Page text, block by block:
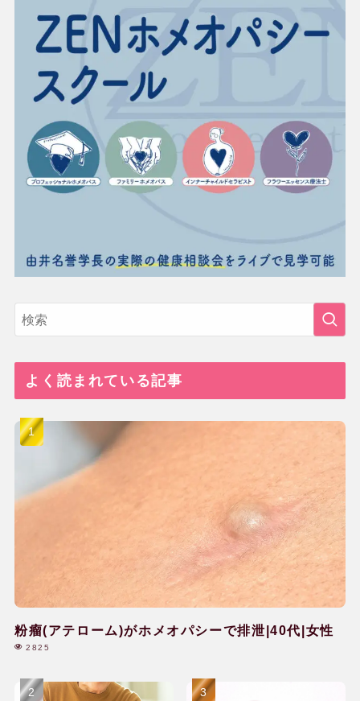
よく読まれている記事
粉瘤(アテローム)がホメオパシーで排泄|40代|女性
2825